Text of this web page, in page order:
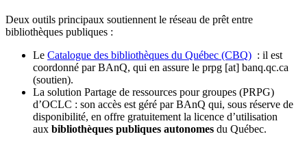
Deux outils principaux soutiennent le réseau de prêt entre
bibliothèques publiques :
Le Catalogue des bibliothèques du Québec (CBQ) : il est
coordonné par BAnQ, qui en assure le prpg [at] banq.qc.ca
(soutien).
La solution Partage de ressources pour groupes (PRPG)
d’OCLC : son accès est géré par BAnQ qui, sous réserve de
disponibilité, en offre gratuitement la licence d’utilisation
aux bibliothèques publiques autonomes du Québec.